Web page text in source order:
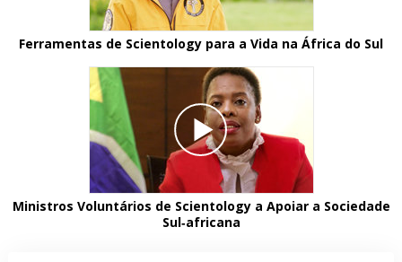
Ferramentas de Scientology para a Vida na África do Sul
Ministros Voluntários de Scientology a Apoiar a Sociedade
Sul‑africana